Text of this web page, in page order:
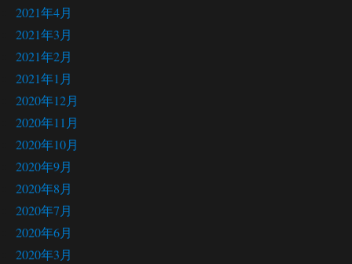
2021年4月
2021年3月
2021年2月
2021年1月
2020年12月
2020年11月
2020年10月
2020年9月
2020年8月
2020年7月
2020年6月
2020年3月